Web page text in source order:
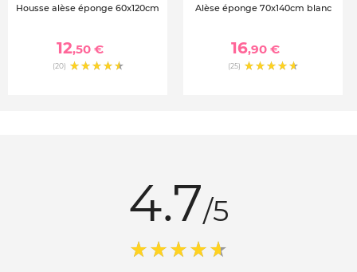
Housse alèse éponge 60x120cm
12,50 €
(20)
Alèse éponge 70x140cm blanc
16,90 €
(25)
4.7/5